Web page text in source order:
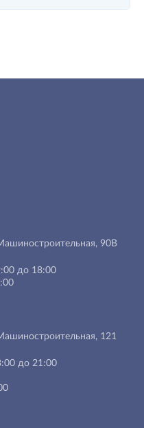
90B
до 18:00
121
до 21:00